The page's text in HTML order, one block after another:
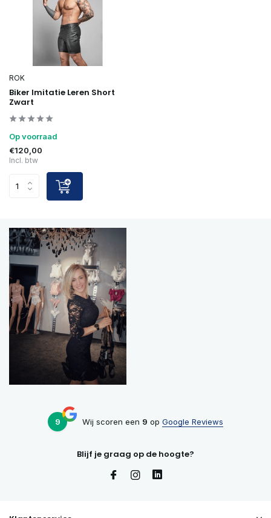
ROK
Biker Imitatie Leren Short
Zwart
Op voorraad
€120,00
Incl. btw
9 Wij scoren een 9 op Google Reviews
Blijf je graag op de hoogte?